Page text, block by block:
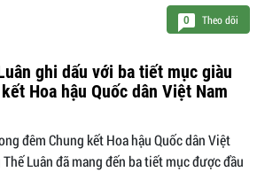
0 Theo dõi
ghi dấu với ba tiết mục giàu
Hoa hậu Quốc dân Việt Nam
đêm Chung kết Hoa hậu Quốc dân Việt
Luân đã mang đến ba tiết mục được đầu